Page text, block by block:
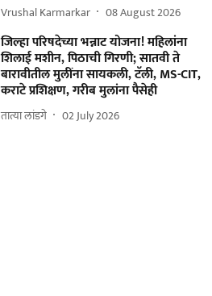
Vrushal Karmarkar 08 August 2026
जिल्हा परिषदेच्या भन्नाट योजना! महिलांना
शिलाई मशीन, पिठाची गिरणी; सातवी ते
बारावीतील मुलींना सायकली, टॅली, MS-CIT,
कराटे प्रशिक्षण, गरीब मुलांना पैसेही
तात्या लांडगे 02 July 2026